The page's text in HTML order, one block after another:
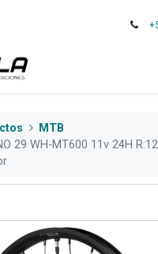
MTB
29 WH-MT600 11v 24H